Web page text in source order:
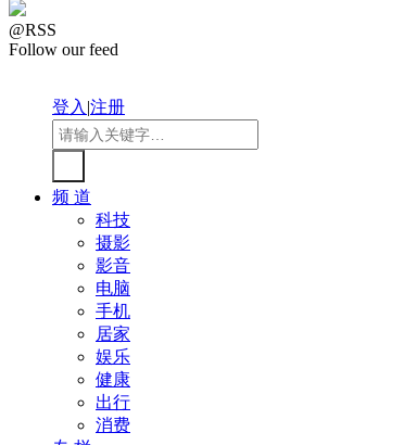
@RSS
Follow our feed
登入|注册
频 道
科技
摄影
影音
电脑
手机
居家
娱乐
健康
出行
消费